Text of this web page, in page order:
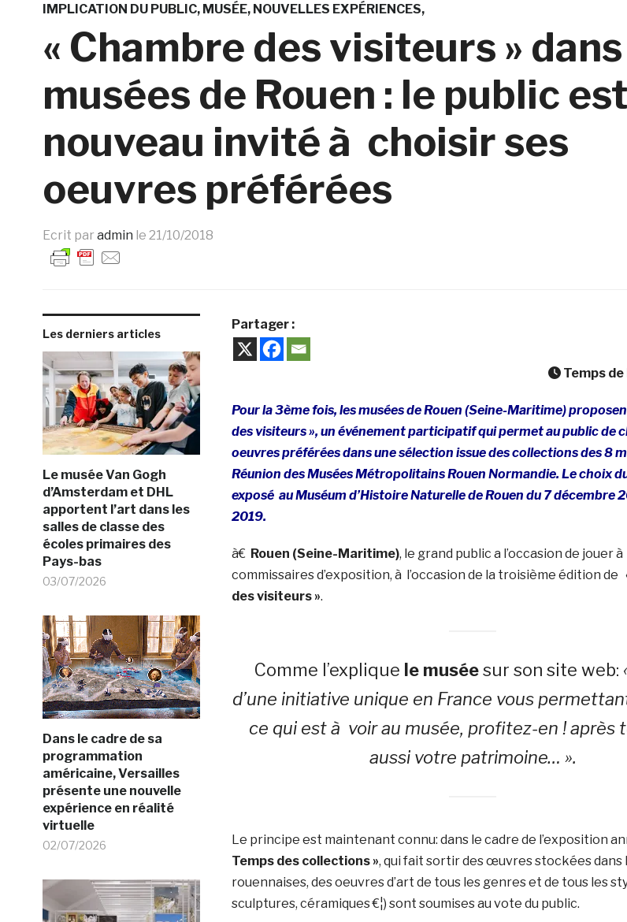
IMPLICATION DU PUBLIC MUSÉE NOUVELLES EXPÉRIENCES
« Chambre des visiteurs »
musées de Rouen : le public
nouveau invité à choisir ses
oeuvres préférées
Ecrit par admin le 21/10/2018
Les derniers articles
Le musée Van Gogh
d’Amsterdam et DHL
apportent l’art dans les
salles de classe des
écoles primaires des
Pays-bas
03/07/2026
Dans le cadre de sa
programmation
américaine, Versailles
présente une nouvelle
expérience en réalité
virtuelle
02/07/2026
Partager :
Temps de
Pour la 3ème fois, les musées de Rouen (Seine-Maritime)
des visiteurs », un événement participatif qui permet au public de
oeuvres préférées dans une sélection issue des collections des 8
Réunion des Musées Métropolitains Rouen Normandie. Le choix
exposé au Muséum d’Histoire Naturelle de Rouen du 7 décembre
2019.
à€ Rouen (Seine-Maritime), le grand public a l’occasion de jouer
commissaires d’exposition, à l’occasion de la troisième édition de
des visiteurs ».
Comme l’explique le muséesur son site web:
d’une initiative unique en France vous
ce qui est à voir au musée, profitez-en ! après
aussi votre patrimoine… ».
Le principe est maintenant connu: dans le cadre de l’exposition
Temps des collections », qui fait sortir des œuvres stockées dans
rouennaises, des oeuvres d’art de tous les genres et de tous les
sculptures, céramiques €¦) sont soumises au vote du public.